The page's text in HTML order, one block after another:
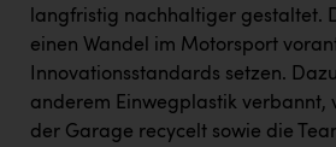
langfristig nachhaltiger gestaltet.
einen Wandel im Motorsport
Innovationsstandards setzen.
anderem Einwegplastik verbannt,
der Garage recycelt sowie die